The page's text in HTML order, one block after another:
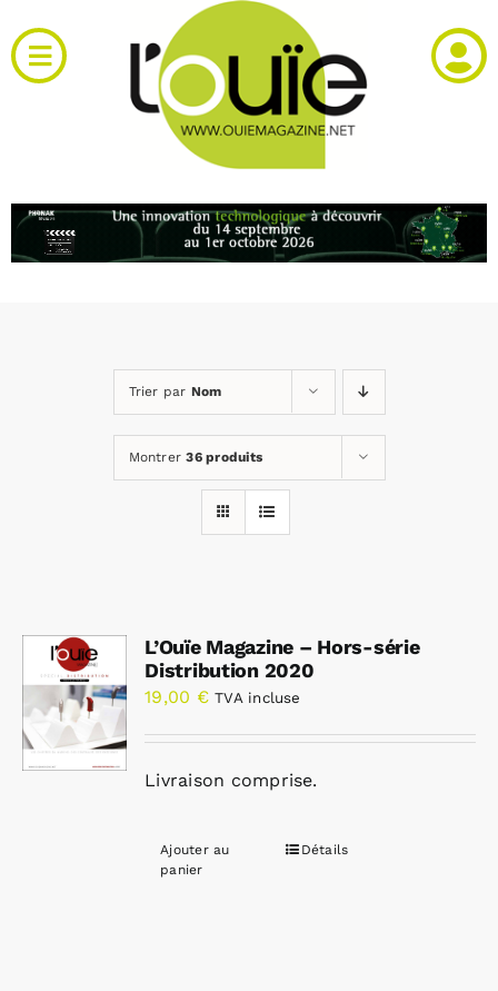
au
contenu
Toggle
Navigation
RH et emploi
Annonces emploi
Trier par Nom
Montrer36 produits
L’Ouïe Magazine – Hors-série
Distribution 2020
19,00 € TVA incluse
Livraison comprise.
Ajouter au
panier
Détails